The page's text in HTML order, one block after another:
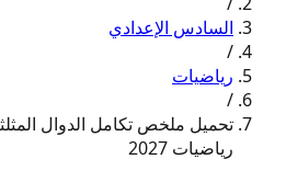
السادس الإعدادي
/
رياضيات
/
تحميل ملخص تكامل الدوال
رياضيات 2027